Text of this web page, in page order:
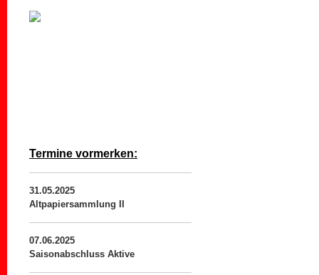
Termine vormerken:
31.05.2025
Altpapiersammlung II
07.06.2025
Saisonabschluss Aktive